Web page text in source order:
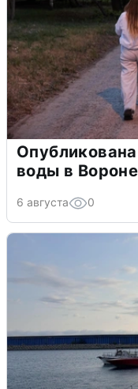
воды в
6 августа 0